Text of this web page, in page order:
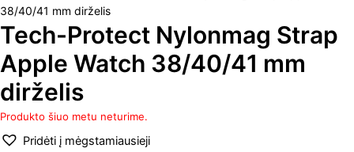
38/40/41 mm dirželis
Tech-Protect Nylonmag Strap
Apple Watch 38/40/41 mm
dirželis
Produkto šiuo metu neturime.
Pridėti į mėgstamiausieji